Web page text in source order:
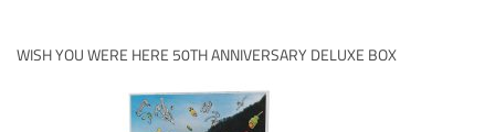
WISH YOU WERE HERE 50TH ANNIVERSARY DELUXE BOX